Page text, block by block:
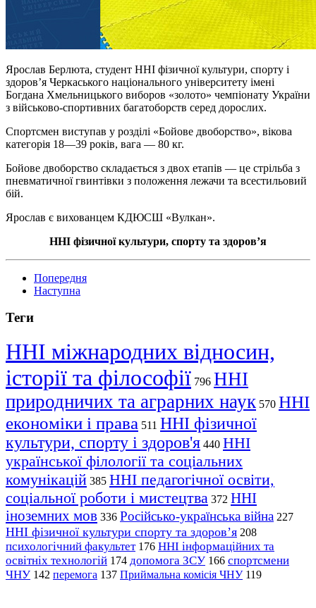
Ярослав Берлюта, студент ННІ фізичної культури, спорту і
здоровʼя Черкаського національного університету імені
Богдана Хмельницького виборов «золото» чемпіонату України
з військово-спортивних багатоборств серед дорослих.
Спортсмен виступав у розділі «Бойове двоборство», вікова
категорія 18—39 років, вага — 80 кг.
Бойове двоборство складається з двох етапів — це стрільба з
пневматичної гвинтівки з положення лежачи та всестильовий
бій.
Ярослав є вихованцем КДЮСШ «Вулкан».
ННІ фізичної культури, спорту та здоров’я
Попередня
Наступна
Теги
ННІ міжнародних відносин,
історії та філософії 796 ННІ
природничих та аграрних наук 570 ННІ
економіки і права 511 ННІ фізичної
культури, спорту і здоров'я 440 ННІ
української філології та соціальних
комунікацій 385 ННІ педагогічної освіти,
соціальної роботи і мистецтва 372 ННІ
іноземних мов 336 Російсько-українська війна 227
ННІ фізичної культури спорту та здоров’я 208
психологічний факультет 176 ННІ інформаційних та
освітніх технологій 174 допомога ЗСУ 166 спортсмени
ЧНУ 142 перемога 137 Приймальна комісія ЧНУ 119